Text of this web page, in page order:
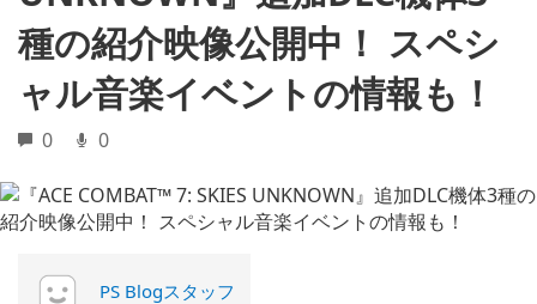
種の紹介映像公開中！ スペシ
ャル音楽イベントの情報も！
0 0
PS Blogスタッフ